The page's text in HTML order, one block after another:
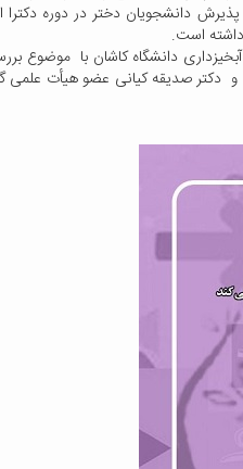
کاشان در امور بانوان و خانواده به رشد 90
دانشگاه کاشان با موضوع
صدیقه کیانی عضو هیأت علمی